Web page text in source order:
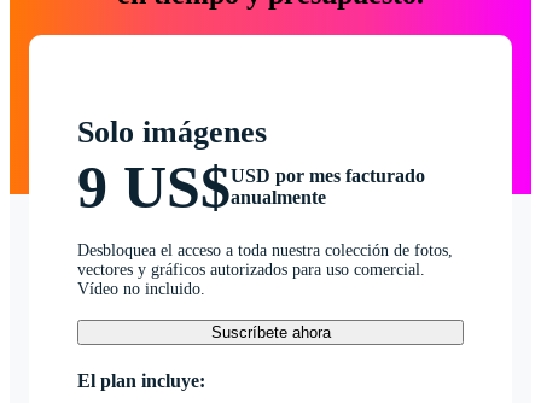
Solo imágenes
9 US$USD por mes facturado
anualmente
Desbloquea el acceso a toda nuestra colección de fotos,
vectores y gráficos autorizados para uso comercial.
Vídeo no incluido.
Suscríbete ahora
El plan incluye: